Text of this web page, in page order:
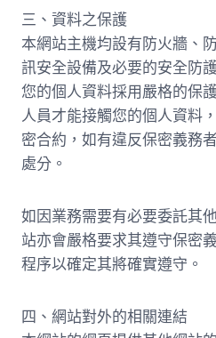
三、資料之保護
本網站主機均設有防火牆、
訊安全設備及必要的安全防
您的個人資料採用嚴格的保
人員才能接觸您的個人資料
密合約，如有違反保密義務
處分。
如因業務需要有必要委託其
站亦會嚴格要求其遵守保密
程序以確定其將確實遵守。
四、網站對外的相關連結